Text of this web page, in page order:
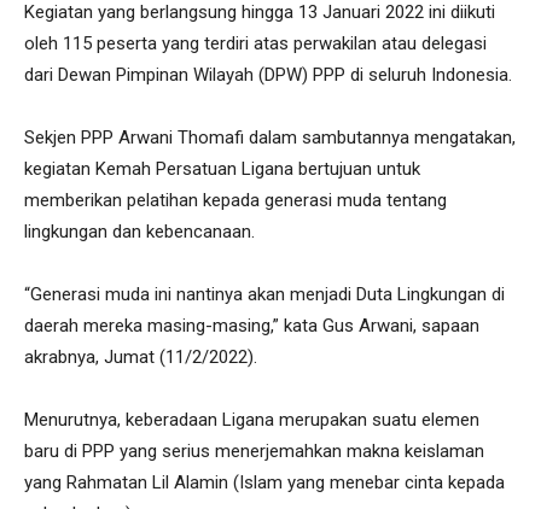
Kegiatan yang berlangsung hingga 13 Januari 2022 ini diikuti
oleh 115 peserta yang terdiri atas perwakilan atau delegasi
dari Dewan Pimpinan Wilayah (DPW) PPP di seluruh Indonesia.
Sekjen PPP Arwani Thomafi dalam sambutannya mengatakan,
kegiatan Kemah Persatuan Ligana bertujuan untuk
memberikan pelatihan kepada generasi muda tentang
lingkungan dan kebencanaan.
“Generasi muda ini nantinya akan menjadi Duta Lingkungan di
daerah mereka masing-masing,” kata Gus Arwani, sapaan
akrabnya, Jumat (11/2/2022).
Menurutnya, keberadaan Ligana merupakan suatu elemen
baru di PPP yang serius menerjemahkan makna keislaman
yang Rahmatan Lil Alamin (Islam yang menebar cinta kepada